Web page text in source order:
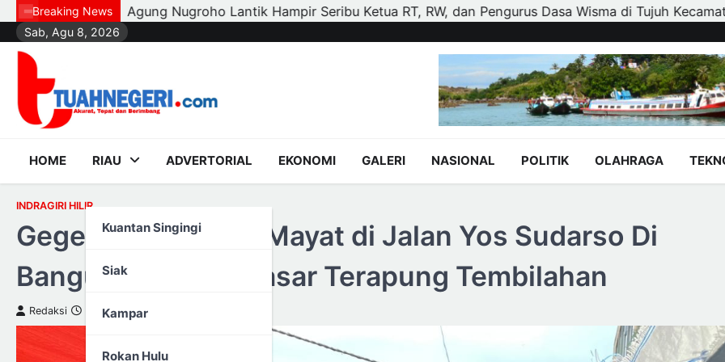
Skip
content
Breaking News
Ketua RT, RW, dan Pengurus Dasa Wisma di Tujuh Kecamatan Polisi dan Petani di Kandis Kawal Jagung
Sab, Agu 8, 2026
HOME RIAU
Kuantan Singingi
Siak
Kampar
Rokan Hulu
ADVERTORIAL EKONOMI GALERI NASIONAL POLITIK OLAHRAGA
INDRAGIRI HILIR
Geger,! Penemuan Mayat di Jalan Yos Sudarso Di
Bangunan Bekas Pasar Terapung Tembilahan
Redaksi 16 Januari 2023